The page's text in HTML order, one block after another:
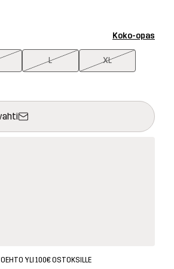
Koko-opas
L XL
uuden tuotteen ostoskorissa
YLI 100€ OSTOKSILLE